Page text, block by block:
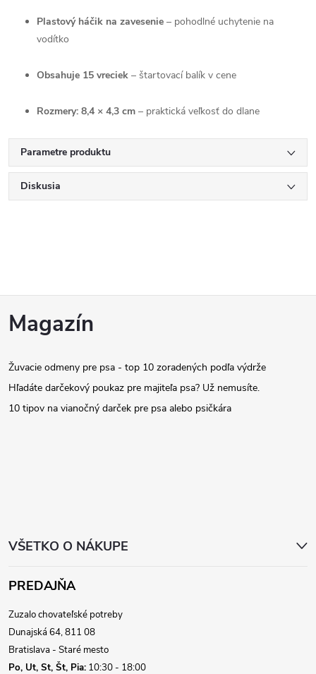
Plastový háčik na zavesenie – pohodlné uchytenie na
vodítko
Obsahuje 15 vreciek – štartovací balík v cene
Rozmery: 8,4 × 4,3 cm – praktická veľkosť do dlane
Parametre produktu
Diskusia
Z
p
ä
VŠETKO O NÁKUPE
PREDAJŇA
Zuzalo chovateľské potreby
Dunajská 64, 811 08
Bratislava - Staré mesto
Po, Ut, St, Št, Pia: 10:30 - 18:00
Magazín
Žuvacie odmeny pre psa - top 10 zoradených podľa výdrže
Hľadáte darčekový poukaz pre majiteľa psa? Už nemusíte.
10 tipov na vianočný darček pre psa alebo psičkára